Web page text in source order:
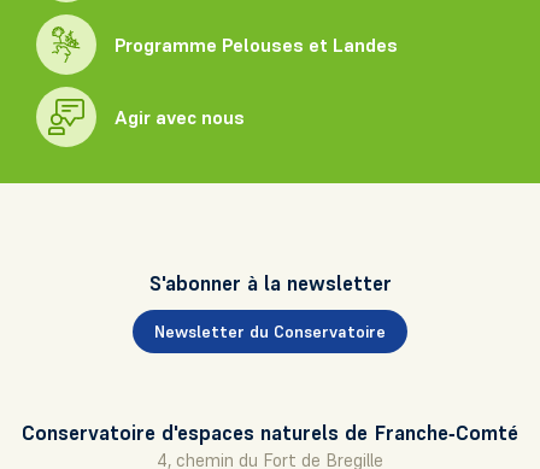
Programme Pelouses et Landes
Agir avec nous
S'abonner à la newsletter
Newsletter du Conservatoire
Conservatoire d'espaces naturels de Franche‑Comté
4, chemin du Fort de Bregille